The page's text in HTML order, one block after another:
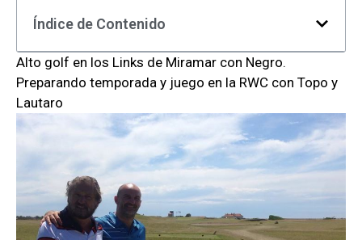
Índice de Contenido
Alto golf en los Links de Miramar con Negro.
Preparando temporada y juego en la RWC con Topo y
Lautaro